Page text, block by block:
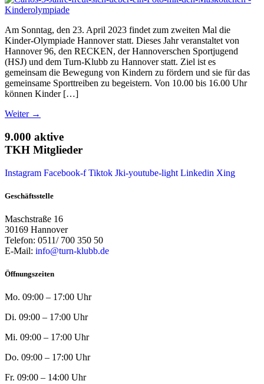
Am Sonntag, den 23. April 2023 findet zum zweiten Mal die
Kinder-Olympiade Hannover statt. Dieses Jahr veranstaltet von
Hannover 96, den RECKEN, der Hannoverschen Sportjugend
(HSJ) und dem Turn-Klubb zu Hannover statt. Ziel ist es
gemeinsam die Bewegung von Kindern zu fördern und sie für das
gemeinsame Sporttreiben zu begeistern. Von 10.00 bis 16.00 Uhr
können Kinder […]
Weiter →
9.000 aktive
TKH Mitglieder
Instagram Facebook-f Tiktok Jki-youtube-light Linkedin Xing
Geschäftsstelle
Maschstraße 16
30169 Hannover
Telefon: 0511/ 700 350 50
E-Mail: info@turn-klubb.de
Öffnungszeiten
Mo. 09:00 – 17:00 Uhr
Di. 09:00 – 17:00 Uhr
Mi. 09:00 – 17:00 Uhr
Do. 09:00 – 17:00 Uhr
Fr. 09:00 – 14:00 Uhr